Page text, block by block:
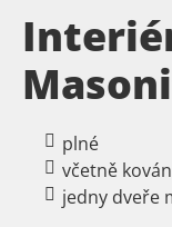
plné
včetně
jedny dveře